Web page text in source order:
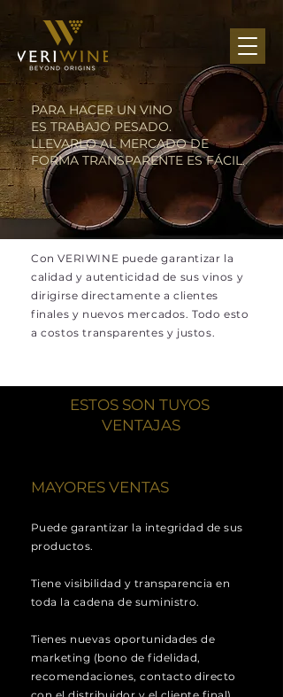
PARA HACER UN VINO
ES TRABAJO PESADO.
LLEVARLO AL MERCADO DE
FORMA TRANSPARENTE ES FÁCIL.
Con VERIWINE puede garantizar la
calidad y autenticidad de sus vinos y
dirigirse directamente a clientes
finales y nuevos mercados. Todo esto
a costos transparentes y justos.
ESTOS SON TUYOS
VENTAJAS
MAYORES VENTAS
Puede garantizar la integridad de sus
productos.
Tiene visibilidad y transparencia en
toda la cadena de suministro.
Tienes nuevas oportunidades de
marketing (bono de fidelidad,
recomendaciones, contacto directo